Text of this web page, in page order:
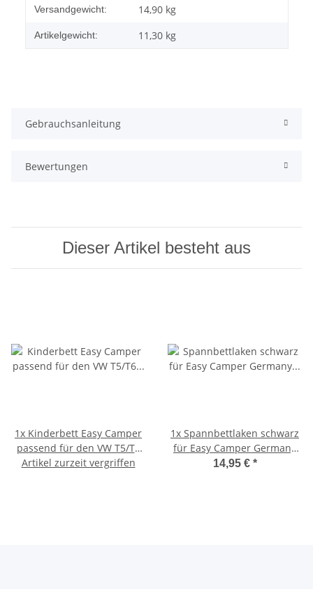
Produkteigenschaft
Wert
Versandgewicht: 14,90 kg
Artikelgewicht: 11,30 kg
Gebrauchsanleitung
Bewertungen
Dieser Artikel besteht aus
1x Kinderbett Easy Camper
passend für den VW T5/T6
inkl. Tasche
Artikel zurzeit vergriffen
1x Spannbettlaken schwarz
für Easy Camper Germany
Kinderbett
14,95 € *